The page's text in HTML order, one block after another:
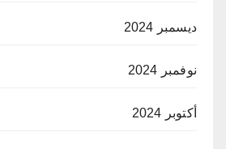
ديسمبر 2024
نوفمبر 2024
أكتوبر 2024